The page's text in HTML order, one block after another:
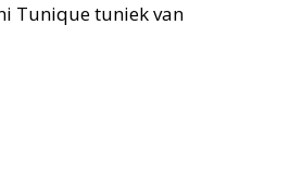
Tunique tuniek van